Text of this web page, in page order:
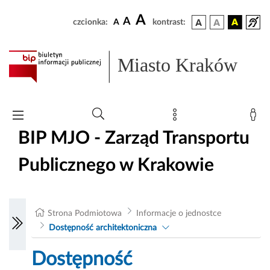
czcionka: A A A kontrast:
Miasto Kraków
BIP MJO - Zarząd Transportu
Publicznego w Krakowie
Strona Podmiotowa
Informacje o jednostce
Dostępność architektoniczna
Dostępność